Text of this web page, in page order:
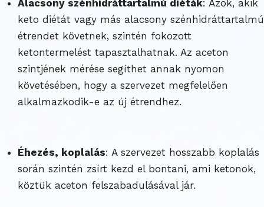
Alacsony szénhidráttartalmú diéták: Azok, akik
keto diétát vagy más alacsony szénhidráttartalmú
étrendet követnek, szintén fokozott
ketontermelést tapasztalhatnak. Az aceton
szintjének mérése segíthet annak nyomon
követésében, hogy a szervezet megfelelően
alkalmazkodik-e az új étrendhez.
Éhezés, koplalás: A szervezet hosszabb koplalás
során szintén zsírt kezd el bontani, ami ketonok,
köztük aceton felszabadulásával jár.